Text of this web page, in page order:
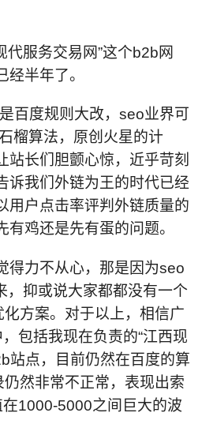
代服务交易网”这个b2b网
半年了。
百度规则大改，seo业界可
榴算法，原创火星的计
站长们胆颤心惊，近乎苛刻
诉我们外链为王的时代已经
用户点击率评判外链质量的
鸡还是先有蛋的问题。
得力不从心，那是因为seo
，抑或说大家都都没有一个
方案。对于以上，相信广
包括我现在负责的“江西现
站点，目前仍然在百度的算
然非常不正常，表现出索
1000-5000之间巨大的波